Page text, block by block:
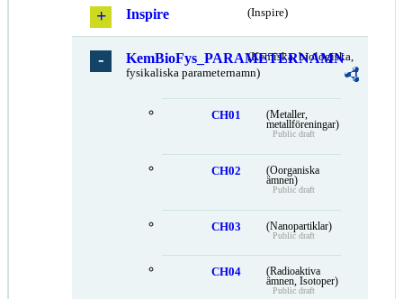
Inspire (Inspire)
KemBioFys_PARAMETERNAMN
(Kemiska, biologiska,
fysikaliska parameternamn)
CH01
(Metaller,
metallföreningar)
Public draft
CH02
(Oorganiska
ämnen)
Public draft
CH03 (Nanopartiklar)
Public draft
CH04
(Radioaktiva
ämnen, Isotoper)
Public draft